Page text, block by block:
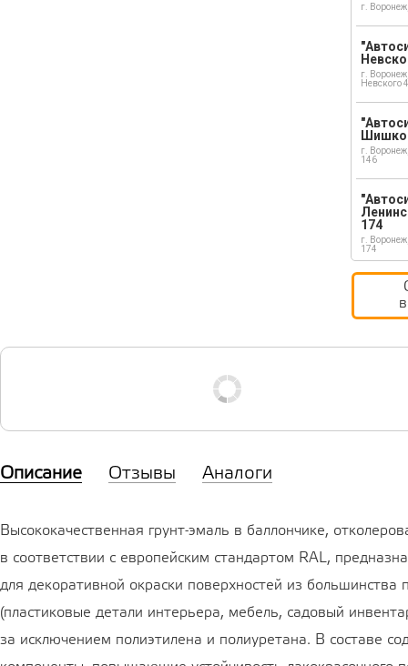
г.
г.
Невского
г.
146
174
г.
174
Описание Отзывы Аналоги
Высококачественная грунт-эмаль в баллончике,
в соответствии с европейским стандартом RAL,
для декоративной окраски поверхностей из большинства
(пластиковые детали интерьера, мебель, садовый
за исключением полиэтилена и полиуретана. В составе